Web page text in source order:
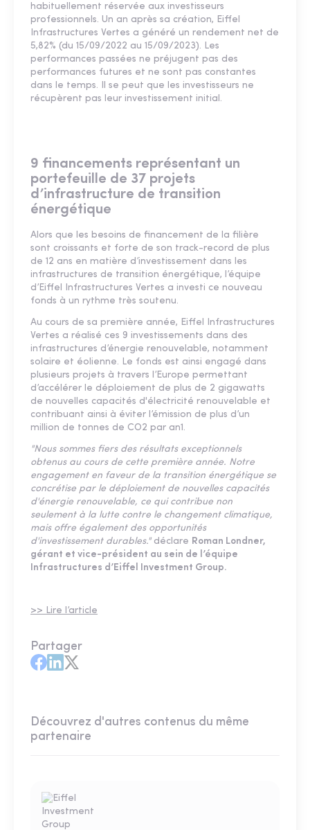
habituellement réservée aux investisseurs
professionnels. Un an après sa création, Eiffel
Infrastructures Vertes a généré un rendement net de
5,82% (du 15/09/2022 au 15/09/2023). Les
performances passées ne préjugent pas des
performances futures et ne sont pas constantes
dans le temps. Il se peut que les investisseurs ne
récupèrent pas leur investissement initial.
9 financements représentant un
portefeuille de 37 projets
d’infrastructure de transition
énergétique
Alors que les besoins de financement de la filière
sont croissants et forte de son track-record de plus
de 12 ans en matière d’investissement dans les
infrastructures de transition énergétique, l’équipe
d’Eiffel Infrastructures Vertes a investi ce nouveau
fonds à un rythme très soutenu.
Au cours de sa première année, Eiffel Infrastructures
Vertes a réalisé ces 9 investissements dans des
infrastructures d’énergie renouvelable, notamment
solaire et éolienne. Le fonds est ainsi engagé dans
plusieurs projets à travers l’Europe permettant
d’accélérer le déploiement de plus de 2 gigawatts
de nouvelles capacités d'électricité renouvelable et
contribuant ainsi à éviter l’émission de plus d’un
million de tonnes de CO2 par an1.
"Nous sommes fiers des résultats exceptionnels
obtenus au cours de cette première année. Notre
engagement en faveur de la transition énergétique se
concrétise par le déploiement de nouvelles capacités
d'énergie renouvelable, ce qui contribue non
seulement à la lutte contre le changement climatique,
mais offre également des opportunités
d'investissement durables." déclare Roman Londner,
gérant et vice-président au sein de l’équipe
Infrastructures d’Eiffel Investment Group.
>> Lire l’article
Partager
Découvrez d'autres contenus du même
partenaire